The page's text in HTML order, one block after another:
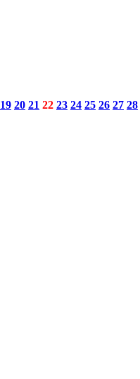
19 20 21 22 23 24 25 26 27 28